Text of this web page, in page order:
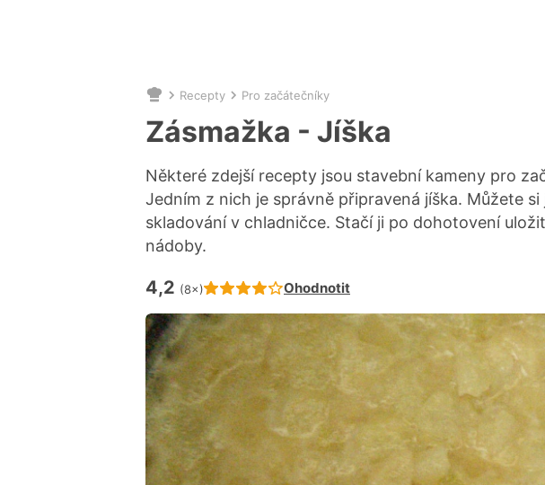
Nacházíte
se
zde:
Recepty Pro začátečníky
Zásmažka - Jíška
Některé zdejší recepty jsou stavební kameny pro
Jedním z nich je správně připravená jíška. Můžete
skladování v chladničce. Stačí ji po dohotovení
nádoby.
Hodnocení receptu je
4,2 (8×) Ohodnotit